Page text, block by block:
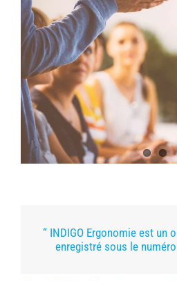
“ INDIGO Ergonomie est un
enregistré sous le numéro